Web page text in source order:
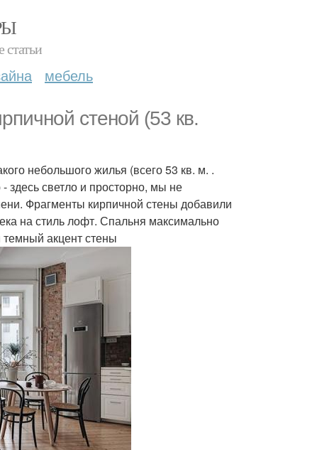
статьи
мебель
стеной (53 кв.
небольшого жилья (всего 53 кв. м. .
здесь светло и просторно, мы не
Фрагменты кирпичной стены добавили
на стиль лофт. Спальня максимально
темный акцент стены